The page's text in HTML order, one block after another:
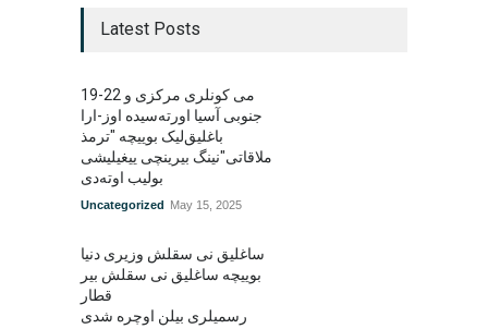
Latest Posts
19-22 می کونلری مرکزی و
جنوبی آسیا اورته‌سیده اوز-ارا
باغلیق‌لیک بوییچه "ترمذ
ملاقاتی"نینگ بیرینچی ییغیلیشی
بولیب اوته‌دی
Uncategorized May 15, 2025
ساغلیق نی سقلش وزیری دنیا
بوییچه ساغلیق نی سقلش بیر
قطار
رسمیلری بیلن اوچره شدی